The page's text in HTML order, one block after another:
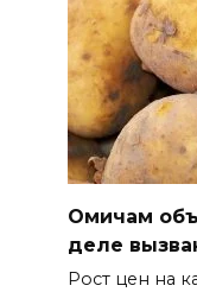
Омичам
деле
Рост цен на